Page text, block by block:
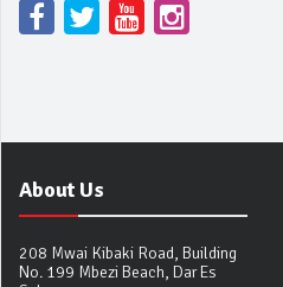
About Us
208 Mwai Kibaki Road, Building
No. 199 Mbezi Beach, Dar Es